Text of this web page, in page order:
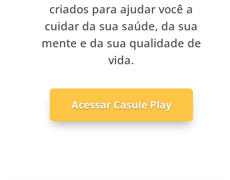
criados para ajudar você a
cuidar da sua saúde, da sua
mente e da sua qualidade de
vida.
Acessar Casule Play